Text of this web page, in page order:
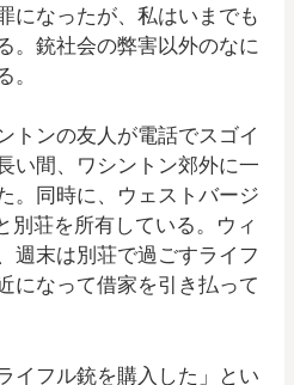
になったが、私はいまでも
。銃社会の弊害以外のなに
トンの友人が電話でスゴイ
い間、ワシントン郊外に一
。同時に、ウェストバージ
別荘を所有している。ウィ
週末は別荘で過ごすライフ
になって借家を引き払って
イフル銃を購入した」とい